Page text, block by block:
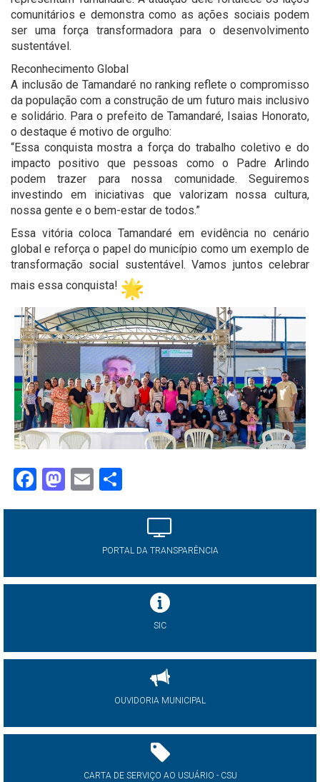
comunitários e demonstra como as ações sociais podem
ser uma força transformadora para o desenvolvimento
sustentável.
Reconhecimento Global
A inclusão de Tamandaré no ranking reflete o compromisso
da população com a construção de um futuro mais inclusivo
e solidário. Para o prefeito de Tamandaré, Isaias Honorato,
o destaque é motivo de orgulho:
“Essa conquista mostra a força do trabalho coletivo e do
impacto positivo que pessoas como o Padre Arlindo
podem trazer para nossa comunidade. Seguiremos
investindo em iniciativas que valorizam nossa cultura,
nossa gente e o bem-estar de todos.”
Essa vitória coloca Tamandaré em evidência no cenário
global e reforça o papel do município como um exemplo de
transformação social sustentável. Vamos juntos celebrar
mais essa conquista!
Facebook
Mastodon
Email
PORTAL DA TRANSPARÊNCIA
SIC
OUVIDORIA MUNICIPAL
CARTA DE SERVIÇO AO USUÁRIO - CSU